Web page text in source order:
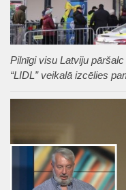
Pilnīgi visu Latviju
“LIDL” veikalā izcēlies